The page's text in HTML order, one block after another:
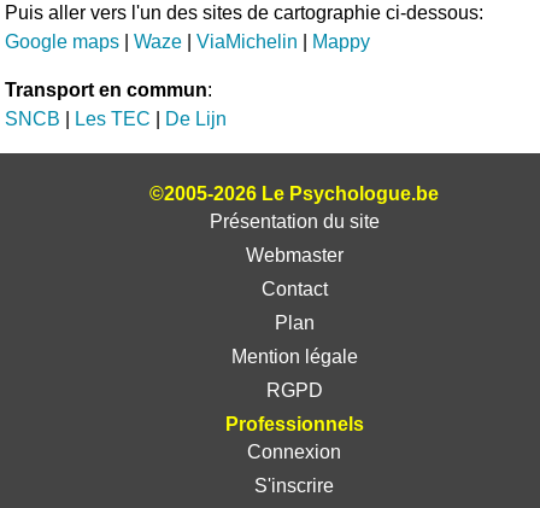
Puis aller vers l'un des sites de cartographie ci-dessous:
Google maps |Waze |ViaMichelin Mappy
Transport en commun:
SNCB
Les TEC De Lijn
©2005-2026 Le Psychologue.be
Présentation du site
Webmaster
Contact
Plan
Mention légale
RGPD
Professionnels
Connexion
S'inscrire